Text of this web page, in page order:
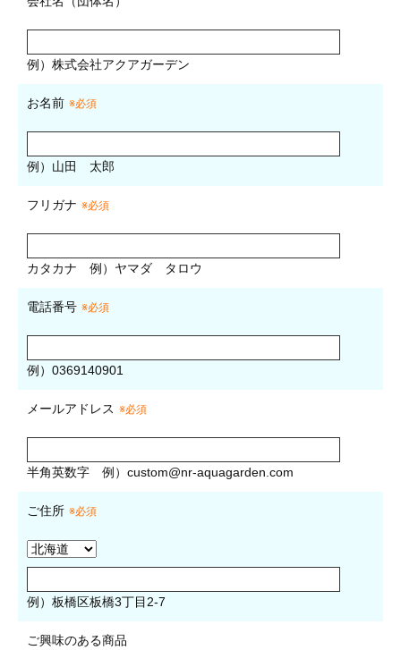
例）株式会社アクアガーデン
お名前 ※必須
例）山田 太郎
フリガナ ※必須
カタカナ 例）ヤマダ タロウ
電話番号 ※必須
例）0369140901
メールアドレス ※必須
半角英数字 例） custom@nr-aquagarden.com
ご住所 ※必須
例）板橋区板橋3丁目2-7
ご興味のある商品